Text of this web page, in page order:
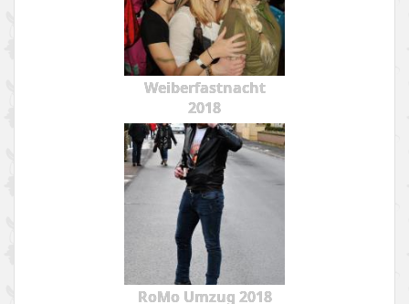
Weiberfastnacht
2018
RoMo Umzug 2018